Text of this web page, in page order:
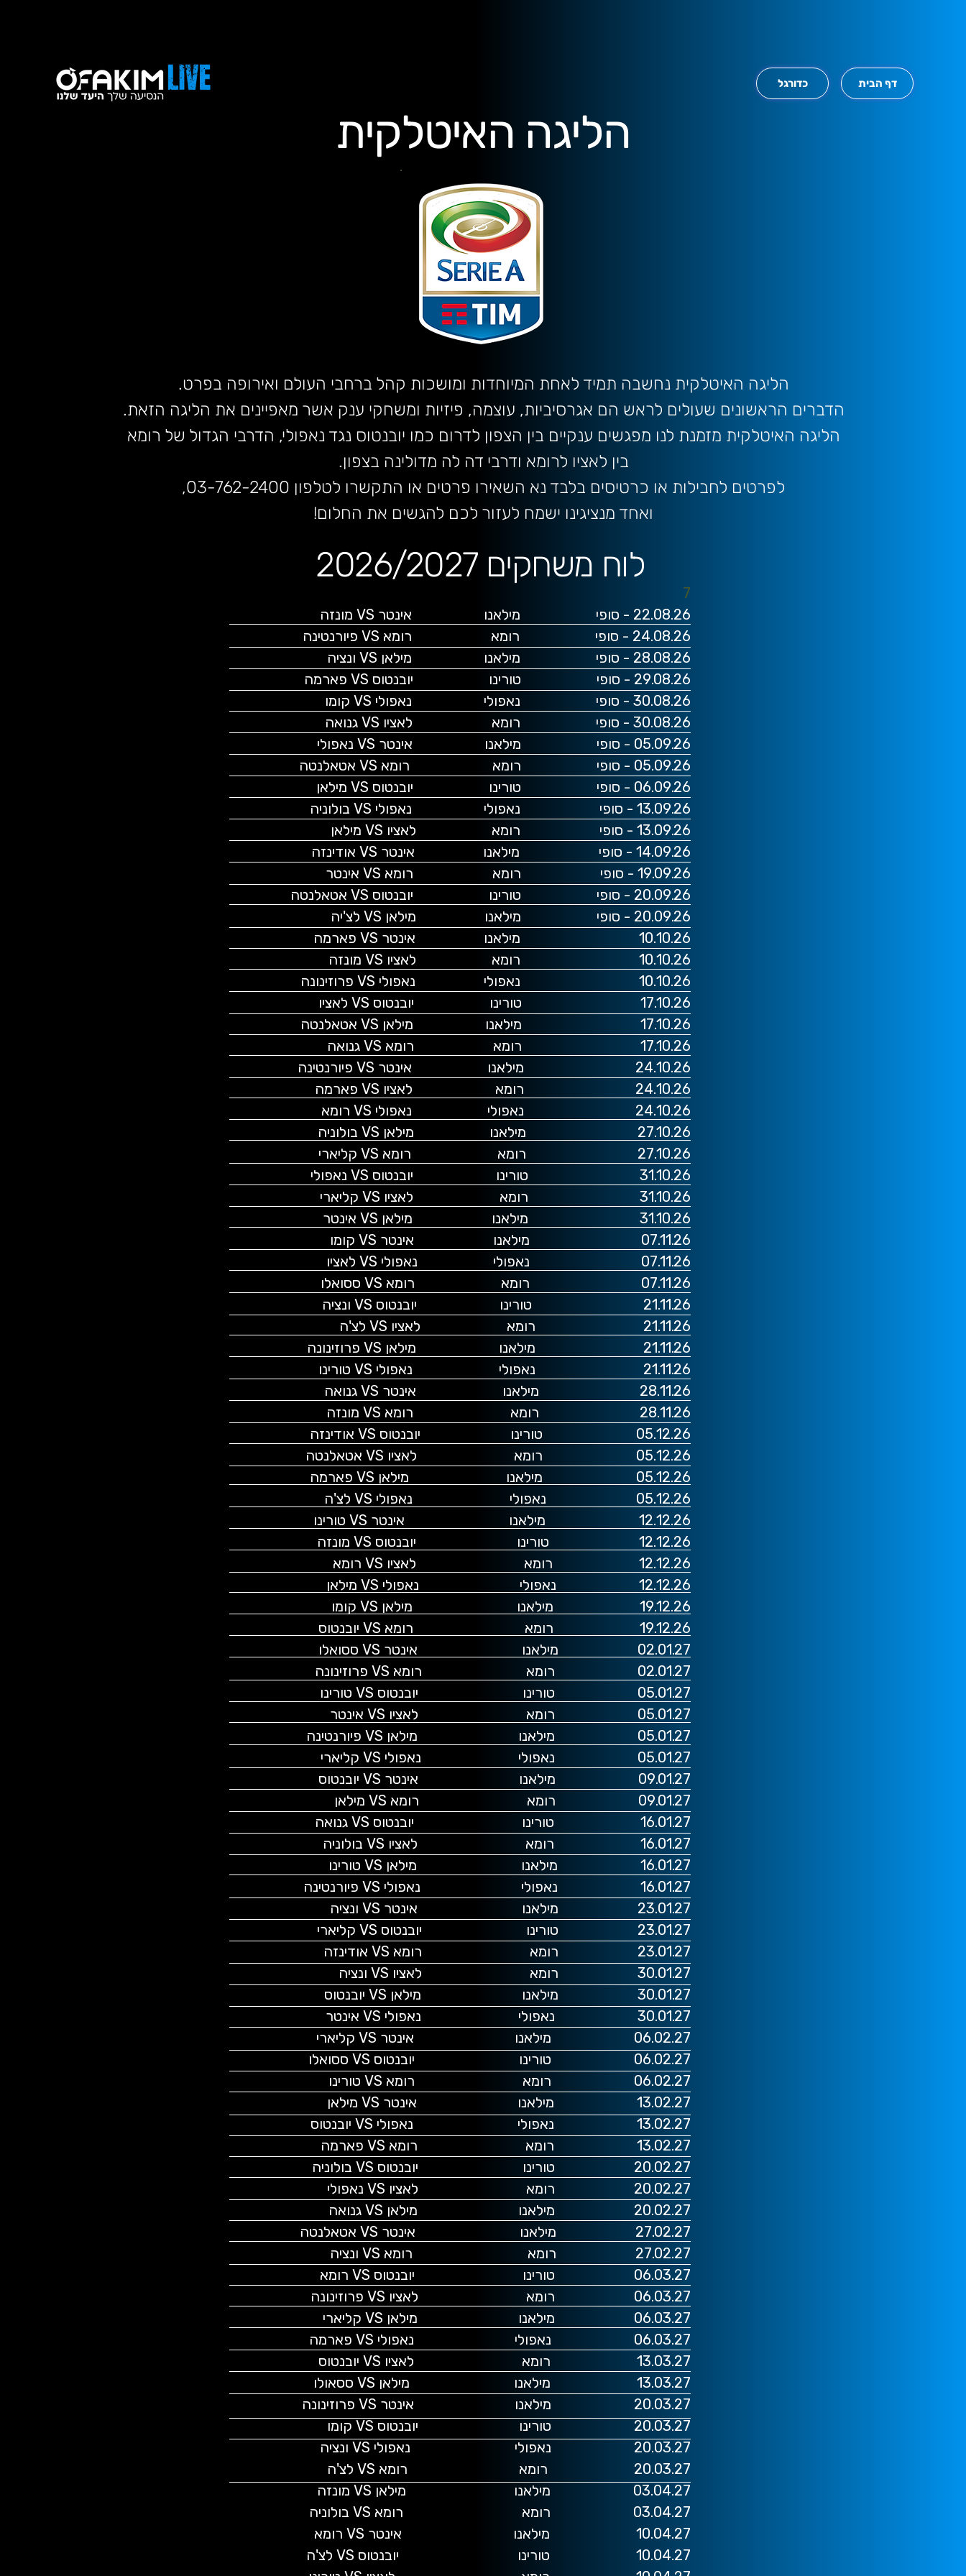
כדורגל דף הבית
הליגה האיטלקית
הליגה האיטלקית נחשבה תמיד לאחת המיוחדות ומושכות קהל ברחבי העולם ואירופה בפרט.
הדברים הראשונים שעולים לראש הם אגרסיביות, עוצמה, פיזיות ומשחקי ענק אשר מאפיינים את הליגה הזאת.
הליגה האיטלקית מזמנת לנו מפגשים ענקיים בין הצפון לדרום כמו יובנטוס נגד נאפולי, הדרבי הגדול של רומא
בין לאציו לרומא ודרבי דה לה מדולינה בצפון.
לפרטים לחבילות או כרטיסים בלבד נא השאירו פרטים או התקשרו לטלפון 03-762-2400,
ואחד מנציגינו ישמח לעזור לכם להגשים את החלום!
לוח משחקים 2026/2027
7​
22.08.26 - סופי מילאנו אינטר VS מונזה
24.08.26 - סופי רומא רומא VS פיורנטינה
28.08.26 - סופי מילאנו מילאן VS ונציה
29.08.26 - סופי טורינו יובנטוס VS פארמה
30.08.26 - סופי נאפולי נאפולי VS קומו
30.08.26 - סופי רומא לאציו VS גנואה
05.09.26 - סופי מילאנו אינטר VS נאפולי
05.09.26 - סופי רומא רומא VS אטאלנטה
06.09.26 - סופי טורינו יובנטוס VS מילאן
13.09.26 - סופי נאפולי נאפולי VS בולוניה
13.09.26 - סופי רומא לאציו VS מילאן
14.09.26 - סופי מילאנו אינטר VS אודינזה
19.09.26 - סופי רומא רומא VS אינטר
20.09.26 - סופי טורינו יובנטוס VS אטאלנטה
20.09.26 - סופי מילאנו מילאן VS לצ'יה
10.10.26 מילאנו אינטר VS פארמה
10.10.26 רומא לאציו VS מונזה
10.10.26 נאפולי נאפולי VS פרוזינונה
17.10.26 טורינו יובנטוס VS לאציו
17.10.26 מילאנו מילאן VS אטאלנטה
17.10.26 רומא רומא VS גנואה
24.10.26 מילאנו אינטר VS פיורנטינה
24.10.26 רומא לאציו VS פארמה
24.10.26 נאפולי נאפולי VS רומא
27.10.26 מילאנו מילאן VS בולוניה
27.10.26 רומא רומא VS קליארי
31.10.26 טורינו יובנטוס VS נאפולי
31.10.26 רומא לאציו VS קליארי
31.10.26 מילאנו מילאן VS אינטר
07.11.26 מילאנו אינטר VS קומו
07.11.26 נאפולי נאפולי VS לאציו
07.11.26 רומא רומא VS ססואלו
21.11.26 טורינו יובנטוס VS ונציה
21.11.26 רומא לאציו VS לצ'ה
21.11.26 מילאנו מילאן VS פרוזינונה
21.11.26 נאפולי נאפולי VS טורינו
28.11.26 מילאנו אינטר VS גנואה
28.11.26 רומא רומא VS מונזה
05.12.26 טורינו יובנטוס VS אודינזה
05.12.26 רומא לאציו VS אטאלנטה
05.12.26 מילאנו מילאן VS פארמה
05.12.26 נאפולי נאפולי VS לצ'ה
12.12.26 מילאנו אינטר VS טורינו
12.12.26 טורינו יובנטוס VS מונזה
12.12.26 רומא לאציו VS רומא
12.12.26 נאפולי נאפולי VS מילאן
19.12.26 מילאנו מילאן VS קומו
19.12.26 רומא רומא VS יובנטוס
02.01.27 מילאנו אינטר VS ססואלו
02.01.27 רומא רומא VS פרוזינונה
05.01.27 טורינו יובנטוס VS טורינו
05.01.27 רומא לאציו VS אינטר
05.01.27 מילאנו מילאן VS פיורנטינה
05.01.27 נאפולי נאפולי VS קליארי
09.01.27 מילאנו אינטר VS יובנטוס
09.01.27 רומא רומא VS מילאן
16.01.27 טורינו יובנטוס VS גנואה
16.01.27 רומא לאציו VS בולוניה
16.01.27 מילאנו מילאן VS טורינו
16.01.27 נאפולי נאפולי VS פיורנטינה
23.01.27 מילאנו אינטר VS ונציה
23.01.27 טורינו יובנטוס VS קליארי
23.01.27 רומא רומא VS אודינזה
30.01.27 רומא לאציו VS ונציה
30.01.27 מילאנו מילאן VS יובנטוס
30.01.27 נאפולי נאפולי VS אינטר
06.02.27 מילאנו אינטר VS קליארי
06.02.27 טורינו יובנטוס VS ססואלו
06.02.27 רומא רומא VS טורינו
13.02.27 מילאנו אינטר VS מילאן
13.02.27 נאפולי נאפולי VS יובנטוס
13.02.27 רומא רומא VS פארמה
20.02.27 טורינו יובנטוס VS בולוניה
20.02.27 רומא לאציו VS נאפולי
20.02.27 מילאנו מילאן VS גנואה
27.02.27 מילאנו אינטר VS אטאלנטה
27.02.27 רומא רומא VS ונציה
06.03.27 טורינו יובנטוס VS רומא
06.03.27 רומא לאציו VS פרוזינונה
06.03.27 מילאנו מילאן VS קליארי
06.03.27 נאפולי נאפולי VS פארמה
13.03.27 רומא לאציו VS יובנטוס
13.03.27 מילאנו מילאן VS ססאולו
20.03.27 מילאנו אינטר VS פרוזינונה
20.03.27 טורינו יובנטוס VS קומו
20.03.27 נאפולי נאפולי VS ונציה
20.03.27 רומא רומא VS לצ'ה
03.04.27 מילאנו מילאן VS מונזה
03.04.27 רומא רומא VS בולוניה
10.04.27 מילאנו אינטר VS רומא
10.04.27 טורינו יובנטוס VS לצ'ה